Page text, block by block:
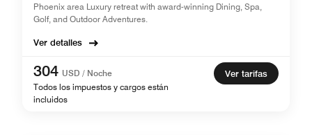
Phoenix area Luxury retreat with award-winning Dining, Spa,
Golf, and Outdoor Adventures.
Ver detalles
304 USD / Noche
Todos los impuestos y cargos están
incluidos
Ver tarifas